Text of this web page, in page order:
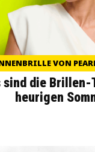
VON
sind die Brillen-
heurigen